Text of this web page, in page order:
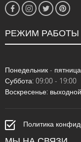
РЕЖИМ РАБОТЫ
Понедельник -
Суббота: 09:00 - 19:00
Воскресенье: выходной
Политика